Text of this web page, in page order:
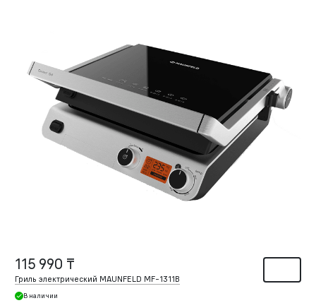
115 990 ₸
Гриль электрический MAUNFELD MF-1311B
В наличии